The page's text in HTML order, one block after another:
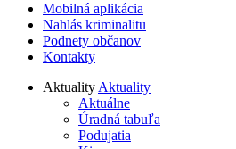
Mobilná aplikácia
Nahlás kriminalitu
Podnety občanov
Kontakty
Aktuality Aktuality
Aktuálne
Úradná tabuľa
Podujatia